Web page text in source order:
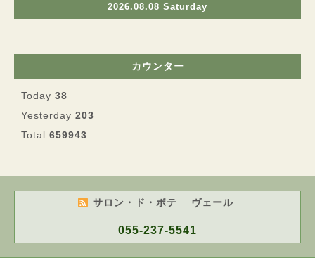
2026.08.08 Saturday
カウンター
Today 38
Yesterday 203
Total 659943
サロン・ド・ボテ ヴェール
055-237-5541